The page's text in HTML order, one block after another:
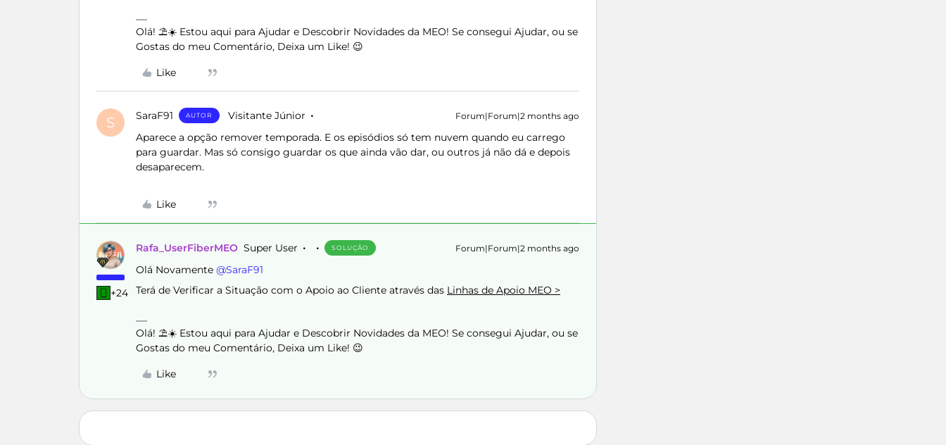
Olá! ⛱️☀️ Estou aqui para Ajudar e Descobrir Novidades da MEO! Se consegui Ajudar, ou se
Gostas do meu Comentário, Deixa um Like! 😉
Like
S SaraF91 AUTOR Visitante Júnior Forum|Forum|2 months ago
Aparece a opção remover temporada. E os episódios só tem nuvem quando eu carrego
para guardar. Mas só consigo guardar os que ainda vão dar, ou outros já não dá e depois
desaparecem.
Like
+24
Rafa_UserFiberMEO Super User SOLUÇÃO Forum|Forum|2 months ago
Olá Novamente ​ @SaraF91
Terá de Verificar a Situação com o Apoio ao Cliente através das Linhas de Apoio MEO >
Olá! ⛱️☀️ Estou aqui para Ajudar e Descobrir Novidades da MEO! Se consegui Ajudar, ou se
Gostas do meu Comentário, Deixa um Like! 😉
Like